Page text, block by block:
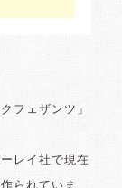
フェザンツ」
レイ社で現在
られていま